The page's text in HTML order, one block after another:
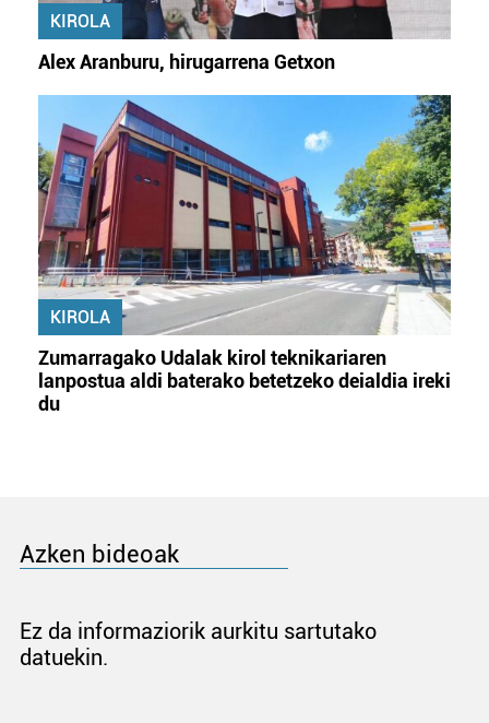
KIROLA
Alex Aranburu, hirugarrena Getxon
KIROLA
Zumarragako Udalak kirol teknikariaren
lanpostua aldi baterako betetzeko deialdia ireki
du
Azken bideoak
Ez da informaziorik aurkitu sartutako
datuekin.